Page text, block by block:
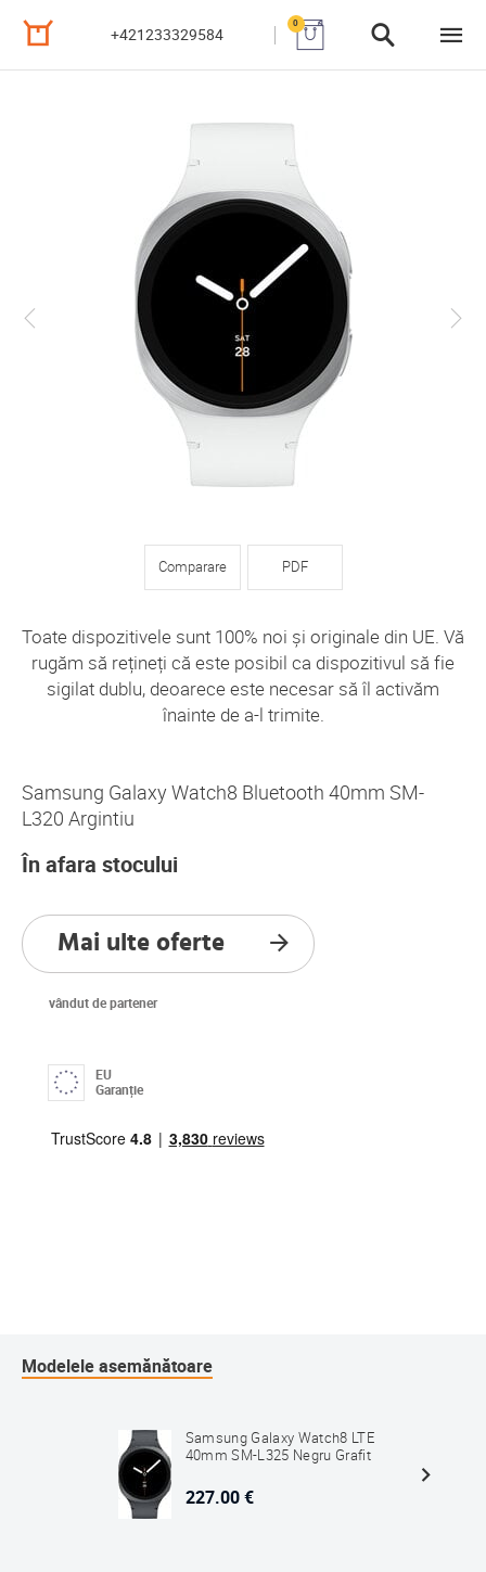
+421233329584
0
Comparare PDF
Toate dispozitivele sunt 100% noi și originale din UE. Vă
rugăm să rețineți că este posibil ca dispozitivul să fie
sigilat dublu, deoarece este necesar să îl activăm
înainte de a-l trimite.
Samsung Galaxy Watch8 Bluetooth 40mm SM-
L320 Argintiu
În afara stocului
Mai ulte oferte
vândut de partener
EU
Garanție
Modelele asemănătoare
Samsung Galaxy Watch8 LTE
40mm SM-L325 Negru Grafit
227.00 €